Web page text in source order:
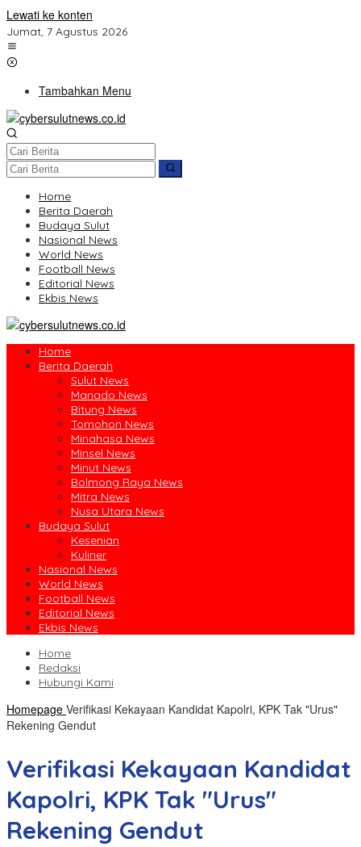
Lewati ke konten
Jumat, 7 Agustus 2026
Tambahkan Menu
Home
Berita Daerah
Budaya Sulut
Nasional News
World News
Football News
Editorial News
Ekbis News
Home
Berita Daerah
Sulut News
Manado News
Bitung News
Tomohon News
Minahasa News
Minsel News
Minut News
Bolmong Raya News
Mitra News
Nusa Utara News
Budaya Sulut
Kesenian
Kuliner
Nasional News
World News
Football News
Editorial News
Ekbis News
Home
Redaksi
Hubungi Kami
Homepage Verifikasi Kekayaan Kandidat Kapolri, KPK Tak "Urus"
Rekening Gendut
Verifikasi Kekayaan Kandidat
Kapolri, KPK Tak "Urus"
Rekening Gendut